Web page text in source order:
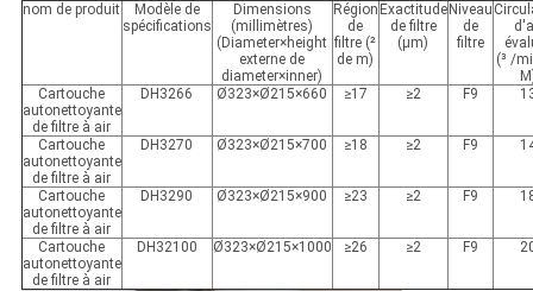
nom de produit
Modèle de
spécifications
Dimensions
(millimètres)
(Diameter×height
externe de
diameter×inner)
Région
de
filtre (²
de m)
Exactitude
de filtre
(μm)
Niveau
de
filtre
(³ /
Cartouche
autonettoyante
de filtre à air
DH3266 Ø323×Ø215×660 ≥17 ≥2 F9
Cartouche
autonettoyante
de filtre à air
DH3270 Ø323×Ø215×700 ≥18 ≥2 F9
Cartouche
autonettoyante
de filtre à air
DH3290 Ø323×Ø215×900 ≥23 ≥2 F9
Cartouche
autonettoyante
de filtre à air
DH32100 Ø323×Ø215×1000 ≥26 ≥2 F9